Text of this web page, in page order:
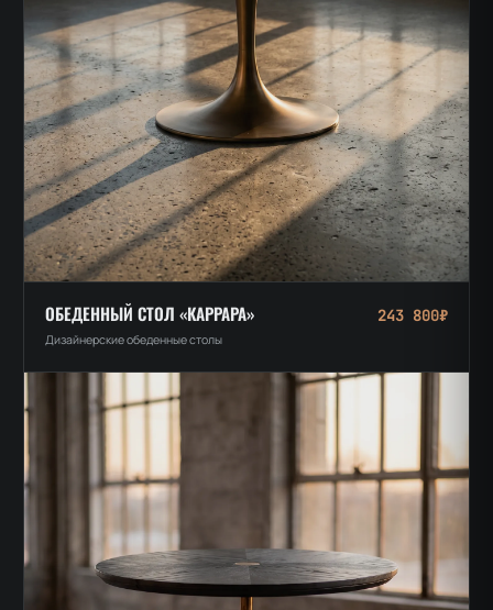
ОБЕДЕННЫЙ СТОЛ «КАРРАРА»
Дизайнерские обеденные столы
243 800₽